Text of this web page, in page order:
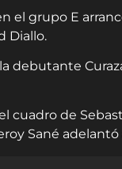
el grupo E
Diallo.
debutante
cuadro de
Sané